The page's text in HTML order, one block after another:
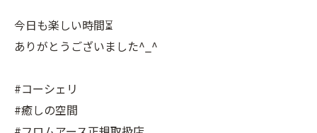
今日も楽しい時間⏳
ありがとうございました^_^
#コーシェリ
#癒しの空間